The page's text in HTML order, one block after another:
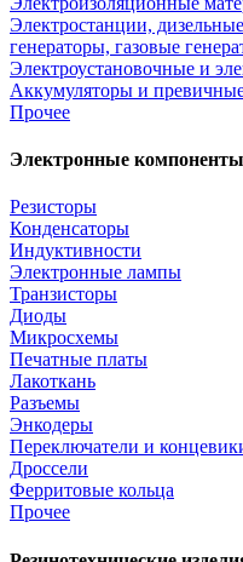
Электростанции,
генераторы, газовые
Электроустановочные и
Аккумуляторы и
Прочее
Электронные компоненты
Резисторы
Конденсаторы
Индуктивности
Электронные лампы
Транзисторы
Диоды
Микросхемы
Печатные платы
Лакоткань
Разъемы
Энкодеры
Переключатели и
Дроссели
Ферритовые кольца
Прочее